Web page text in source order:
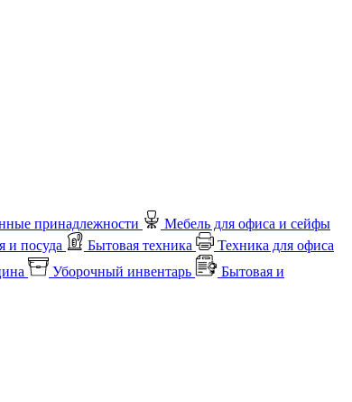
принадлежности
Мебель для офиса и сейфы
и посуда Бытовая техника
Техника для офиса
Уборочный инвентарь
Бытовая и